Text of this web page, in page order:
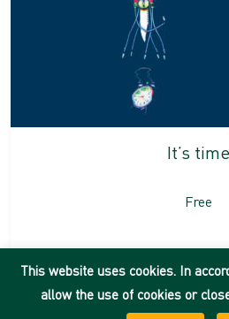
It’s time
Free
DEENK
This website uses cookies. In
allow the use of cookies or